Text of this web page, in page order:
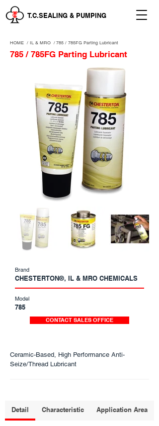
T.C.SEALING & PUMPING
HOME / IL & MRO /785 / 785FG Parting Lubricant
785 / 785FG Parting Lubricant
Brand
CHESTERTON®, IL & MRO CHEMICALS
Model
785
CONTACT SALES OFFICE
Ceramic-Based, High Performance Anti-
Seize/Thread Lubricant
Detail Characteristic Application Area